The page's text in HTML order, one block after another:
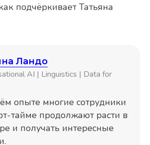
подчёркивает Татьяна
Ландо
AI | Linguistics | Data for
опыте многие сотрудники
тайме продолжают расти в
и получать интересные